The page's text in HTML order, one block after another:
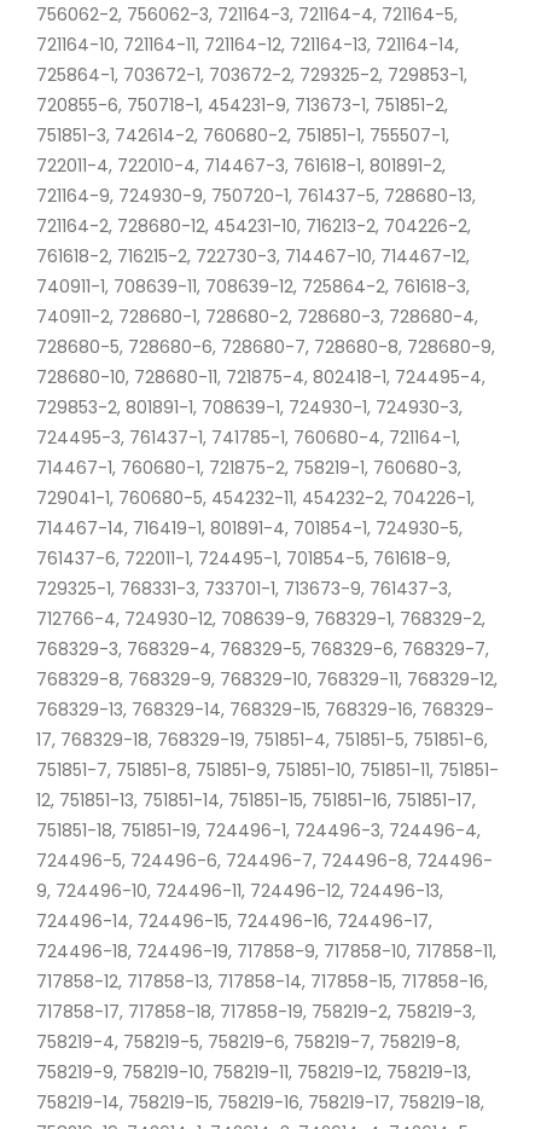
756062-2, 756062-3, 721164-3, 721164-4, 721164-5,
721164-10, 721164-11, 721164-12, 721164-13, 721164-14,
725864-1, 703672-1, 703672-2, 729325-2, 729853-1,
720855-6, 750718-1, 454231-9, 713673-1, 751851-2,
751851-3, 742614-2, 760680-2, 751851-1, 755507-1,
722011-4, 722010-4, 714467-3, 761618-1, 801891-2,
721164-9, 724930-9, 750720-1, 761437-5, 728680-13,
721164-2, 728680-12, 454231-10, 716213-2, 704226-2,
761618-2, 716215-2, 722730-3, 714467-10, 714467-12,
740911-1, 708639-11, 708639-12, 725864-2, 761618-3,
740911-2, 728680-1, 728680-2, 728680-3, 728680-4,
728680-5, 728680-6, 728680-7, 728680-8, 728680-9,
728680-10, 728680-11, 721875-4, 802418-1, 724495-4,
729853-2, 801891-1, 708639-1, 724930-1, 724930-3,
724495-3, 761437-1, 741785-1, 760680-4, 721164-1,
714467-1, 760680-1, 721875-2, 758219-1, 760680-3,
729041-1, 760680-5, 454232-11, 454232-2, 704226-1,
714467-14, 716419-1, 801891-4, 701854-1, 724930-5,
761437-6, 722011-1, 724495-1, 701854-5, 761618-9,
729325-1, 768331-3, 733701-1, 713673-9, 761437-3,
712766-4, 724930-12, 708639-9, 768329-1, 768329-2,
768329-3, 768329-4, 768329-5, 768329-6, 768329-7,
768329-8, 768329-9, 768329-10, 768329-11, 768329-12,
768329-13, 768329-14, 768329-15, 768329-16, 768329-
17, 768329-18, 768329-19, 751851-4, 751851-5, 751851-6,
751851-7, 751851-8, 751851-9, 751851-10, 751851-11, 751851-
12, 751851-13, 751851-14, 751851-15, 751851-16, 751851-17,
751851-18, 751851-19, 724496-1, 724496-3, 724496-4,
724496-5, 724496-6, 724496-7, 724496-8, 724496-
9, 724496-10, 724496-11, 724496-12, 724496-13,
724496-14, 724496-15, 724496-16, 724496-17,
724496-18, 724496-19, 717858-9, 717858-10, 717858-11,
717858-12, 717858-13, 717858-14, 717858-15, 717858-16,
717858-17, 717858-18, 717858-19, 758219-2, 758219-3,
758219-4, 758219-5, 758219-6, 758219-7, 758219-8,
758219-9, 758219-10, 758219-11, 758219-12, 758219-13,
758219-14, 758219-15, 758219-16, 758219-17, 758219-18,